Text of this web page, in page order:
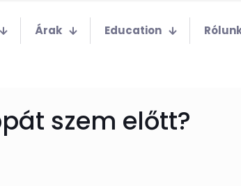
Árak Education
szem előtt?